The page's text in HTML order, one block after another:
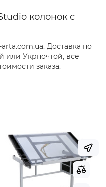
колонок с
Доставка по
или Укрпочтой, все
заказа.